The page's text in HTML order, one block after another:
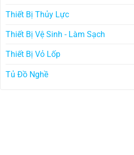
Thiết Bị Thủy Lực
Thiết Bị Vệ Sinh - Làm Sạch
Thiết Bị Vỏ Lốp
Tủ Đồ Nghề